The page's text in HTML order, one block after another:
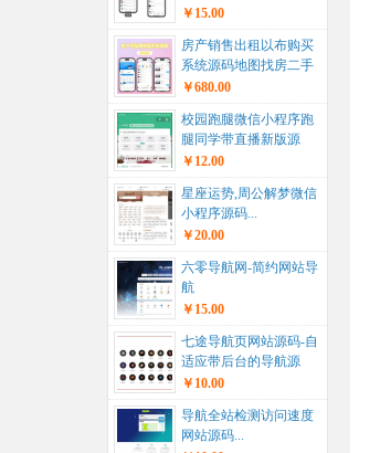
文档教程]...
￥15.00
房产销售出租以布购买
系统源码地图找房二手
房租房含任务积分功能
+教程...
￥680.00
校园跑腿微信小程序跑
腿同学带直播新版源
码...
￥12.00
星座运势,周公解梦微信
小程序源码...
￥20.00
六零导航网-简约网站导
航
￥15.00
七途导航页网站源码-自
适应带后台的导航源
码...
￥10.00
导航全站检测访问速度
网站源码...